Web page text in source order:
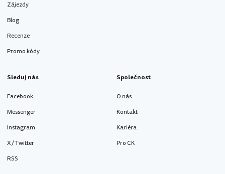
Zájezdy
Blog
Recenze
Promo kódy
Sleduj nás
Facebook
Messenger
Instagram
X / Twitter
RSS
Společnost
O nás
Kontakt
Kariéra
Pro CK